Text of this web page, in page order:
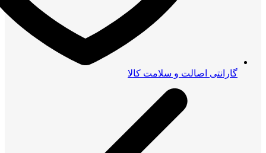
گارانتی اصالت و سلامت کالا